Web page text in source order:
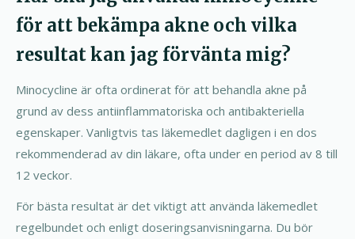
för att bekämpa akne och vilka
resultat kan jag förvänta mig?
Minocycline är ofta ordinerat för att behandla akne på
grund av dess antiinflammatoriska och antibakteriella
egenskaper. Vanligtvis tas läkemedlet dagligen i en dos
rekommenderad av din läkare, ofta under en period av 8 till
12 veckor.
För bästa resultat är det viktigt att använda läkemedlet
regelbundet och enligt doseringsanvisningarna. Du bör